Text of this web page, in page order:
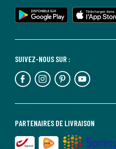
PARTENAIRES DE LIVRAISON
SUIVEZ-NOUS SUR :